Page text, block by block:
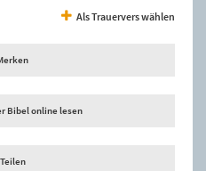
Als Trauervers wählen
Bibel online lesen